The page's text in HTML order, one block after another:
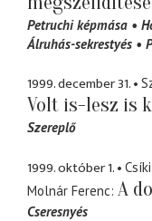
Petruchi képmása
Álruhás-sekrestyés
1999. december 31.
Volt is-lesz is
Szereplő
1999. október 1.
Molnár Ferenc A
Cseresnyés